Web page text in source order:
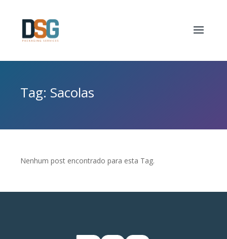
Tag: Sacolas
Nenhum post encontrado para esta Tag.